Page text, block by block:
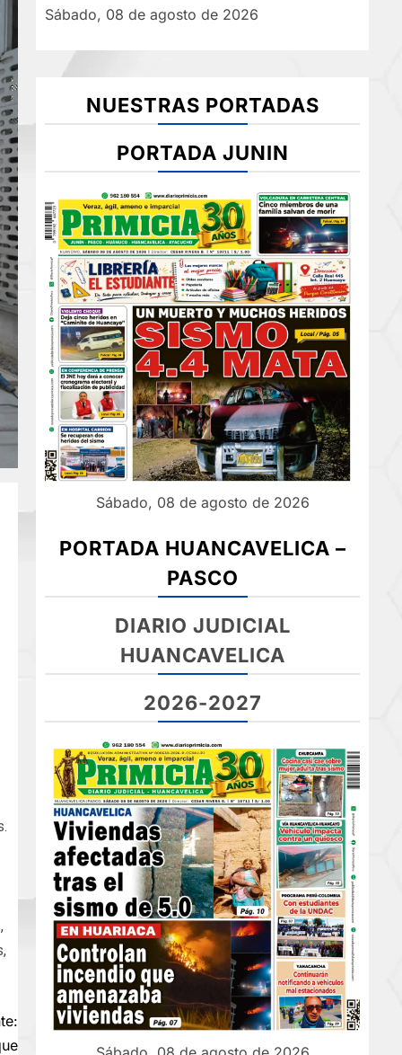
Sábado, 08 de agosto de 2026
NUESTRAS PORTADAS
PORTADA JUNIN
Sábado, 08 de agosto de 2026
PORTADA HUANCAVELICA –
PASCO
DIARIO JUDICIAL
HUANCAVELICA
2026-2027